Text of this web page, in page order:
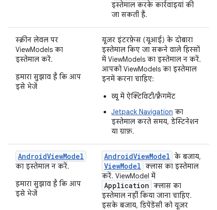
इस्तेमाल करके कार्रवाइयां की
जा सकती हैं.
स्क्रीन लेवल पर
ViewModels का
इस्तेमाल करें.
हमारा सुझाव है कि आप
इसे भेजें
यूज़र इंटरफ़ेस (यूआई) के दोबारा
इस्तेमाल किए जा सकने वाले हिस्सों
में ViewModels का इस्तेमाल न करें.
आपको ViewModels का इस्तेमाल
इनमें करना चाहिए:
व्यू में ऐक्टिविटी/फ़्रैगमेंट
Jetpack Navigation का
इस्तेमाल करते समय, डेस्टिनेशन
या ग्राफ़.
AndroidViewModel
का इस्तेमाल न करें.
हमारा सुझाव है कि आप
इसे भेजें
AndroidViewModel के बजाय,
ViewModel क्लास का इस्तेमाल
करें. ViewModel में
Application क्लास का
इस्तेमाल नहीं किया जाना चाहिए.
इसके बजाय, डिपेंडेंसी को यूज़र